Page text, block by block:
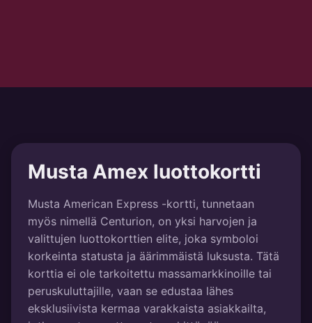
Musta Amex luottokortti
Musta American Express -kortti, tunnetaan
myös nimellä Centurion, on yksi harvojen ja
valittujen luottokorttien elite, joka symboloi
korkeinta statusta ja äärimmäistä luksusta. Tätä
korttia ei ole tarkoitettu massamarkkinoille tai
peruskuluttajille, vaan se edustaa lähes
eksklusiivista kermaa varakkaista asiakkailta,